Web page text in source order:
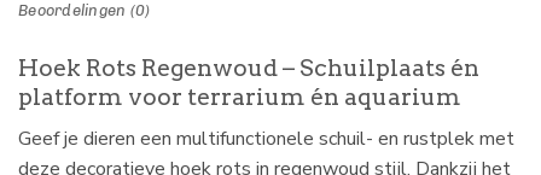
Beoordelingen (0)
Hoek Rots Regenwoud – Schuilplaats én
platform voor terrarium én aquarium
Geef je dieren een multifunctionele schuil- en rustplek met
deze decoratieve hoek rots in regenwoud stijl. Dankzij het